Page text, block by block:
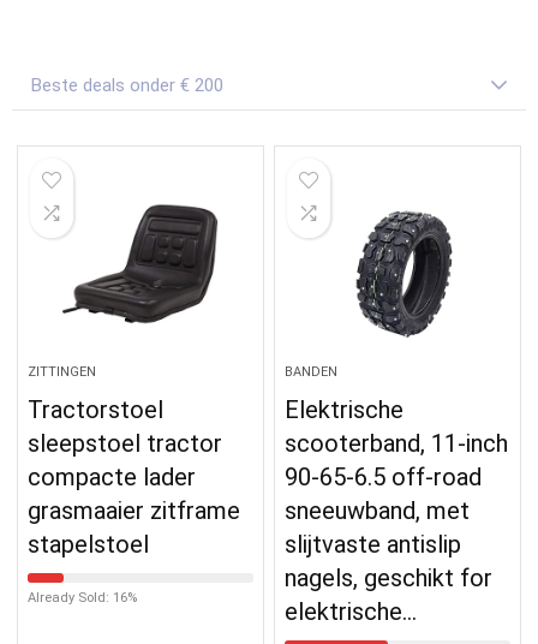
Beste deals onder € 200
ZITTINGEN
Tractorstoel
sleepstoel tractor
compacte lader
grasmaaier zitframe
stapelstoel
Already Sold: 16%
BANDEN
Elektrische
scooterband, 11-inch
90-65-6.5 off-road
sneeuwband, met
slijtvaste antislip
nagels, geschikt for
elektrische…